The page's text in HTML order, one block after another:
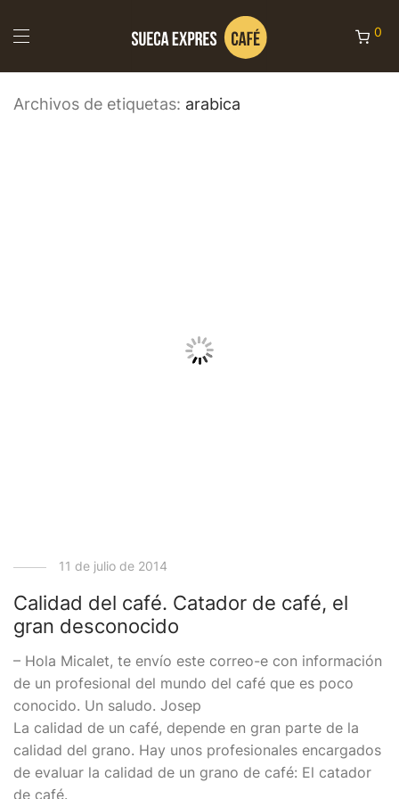
0
Archivos de etiquetas: arabica
11 de julio de 2014
Calidad del café. Catador de café, el
gran desconocido
– Hola Micalet, te envío este correo-e con información
de un profesional del mundo del café que es poco
conocido. Un saludo. Josep
La calidad de un café, depende en gran parte de la
calidad del grano. Hay unos profesionales encargados
de evaluar la calidad de un grano de café: El catador
de café.